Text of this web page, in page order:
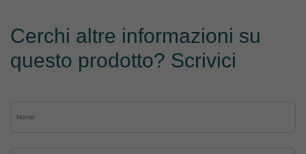
Cerchi altre informazioni su
questo prodotto? Scrivici